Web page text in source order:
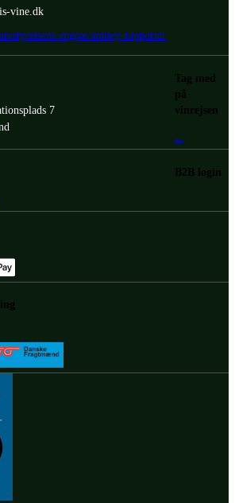
vine.dk
7
engros smiley-rapporter
Tag med
på
vinrejsen
B2B login